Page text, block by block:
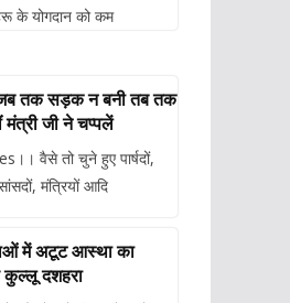
के योगदान को कम
तक सड़क न बनी तब तक
मंत्री जी ने चप्पलें
वैसे तो चुने हुए पार्षदों,
मंत्रियों आदि
में अटूट आस्था का
कुल्लू दशहरा